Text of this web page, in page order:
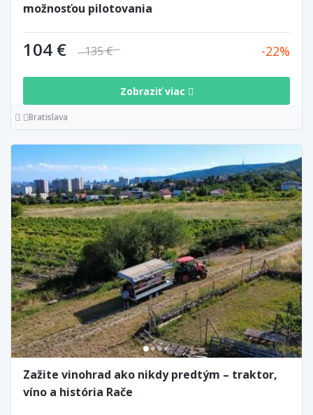
možnosťou pilotovania
104 € 135 € 22
Zobraziť viac
Bratislava
Zažite vinohrad ako nikdy predtým – traktor,
víno a história Rače